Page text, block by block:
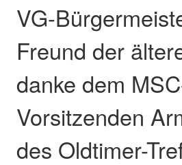
VG-
Freund der
danke dem
Vorsitzenden
des Oldtimer-